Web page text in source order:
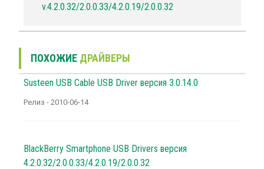
v.4.2.0.32/2.0.0.33/4.2.0.19/2.0.0.32
ПОХОЖИЕ ДРАЙВЕРЫ
Susteen USB Cable USB Driver версия 3.0.14.0
Релиз - 2010-06-14
BlackBerry Smartphone USB Drivers версия
4.2.0.32/2.0.0.33/4.2.0.19/2.0.0.32